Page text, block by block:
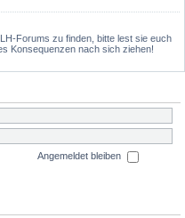
Forums zu finden, bitte lest sie euch
Konsequenzen nach sich ziehen!
Angemeldet bleiben